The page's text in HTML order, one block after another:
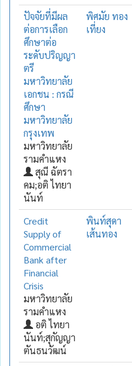
ปัจจัยที่มีผล
ต่อการเลือก
ศึกษาต่อ
ระดับปริญญา
ตรี
มหาวิทยาลัย
เอกชน : กรณี
ศึกษา
มหาวิทยาลัย
กรุงเทพ
มหาวิทยาลัย
รามคำแหง
สุณี ฉัตรา
คม;อติ ไทยา
นันท์
พิศมัย ทอง
เที่ยง
Credit
Supply of
Commercial
Bank after
Financial
Crisis
มหาวิทยาลัย
รามคำแหง
อติ ไทยา
นันท์;สุกัญญา
ตันธนวัฒน์
พินท์สุดา
เส้นทอง